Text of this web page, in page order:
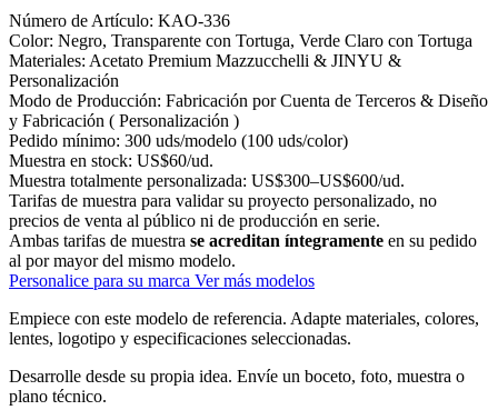
Número de Artículo: KAO-336
Color: Negro, Transparente con Tortuga, Verde Claro con Tortuga
Materiales: Acetato Premium Mazzucchelli & JINYU &
Personalización
Modo de Producción: Fabricación por Cuenta de Terceros & Diseño
y Fabricación ( Personalización )
Pedido mínimo: 300 uds/modelo (100 uds/color)
Muestra en stock: US$60/ud.
Muestra totalmente personalizada: US$300–US$600/ud.
Tarifas de muestra para validar su proyecto personalizado, no
precios de venta al público ni de producción en serie.
Ambas tarifas de muestra se acreditan íntegramente en su pedido
al por mayor del mismo modelo.
Personalice para su marca Ver más modelos
Empiece con este modelo de referencia. Adapte materiales, colores,
lentes, logotipo y especificaciones seleccionadas.
Desarrolle desde su propia idea. Envíe un boceto, foto, muestra o
plano técnico.